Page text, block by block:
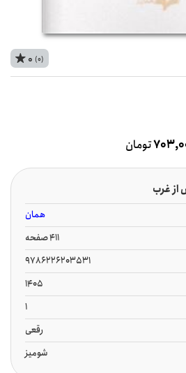
0 (0)
تومان
غرب
همان
411 صفحه
9786226203531
1405
1
رقعی
شومیز